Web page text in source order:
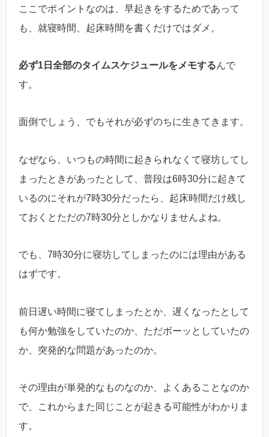
ここでポイントなのは、早起きをするためであって
も、就寝時間、起床時間を書くだけではダメ。
必ず1日全部のタイムスケジュールをメモするんで
す。
面倒でしょう、でもそれが必ずのちに生きてきます。
なぜなら、いつもの時間に起きられなくて寝坊してし
まったときがあったとして、普段は6時30分に起きて
いるのにそれが7時30分だったら、起床時間だけ残し
ておくとただの7時30分としかなりませんよね。
でも、7時30分に寝坊してしまったのには理由がある
はずです。
前日遅い時間に寝てしまったとか、遅くなったとして
も何か勉強をしていたのか、ただボーッとしていたの
か、突発的な問題があったのか。
その理由が単発的なものなのか、よくあることなのか
で、これからまた同じことが起きる可能性がわかりま
す。